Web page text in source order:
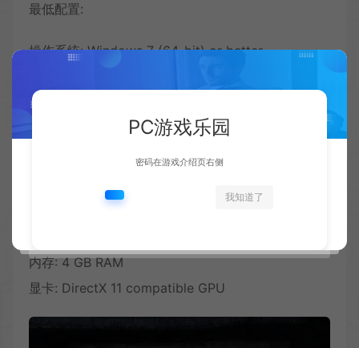
最低配置:
操作系统: Windows 7 (64-bit) or better
内存: 4 GB RAM
显卡: DirectX 11 compatible GPU
内存: 4 GB RAM
显卡: DirectX 11 compatible GPU
PC游戏乐园
密码在游戏介绍页右侧
我知道了